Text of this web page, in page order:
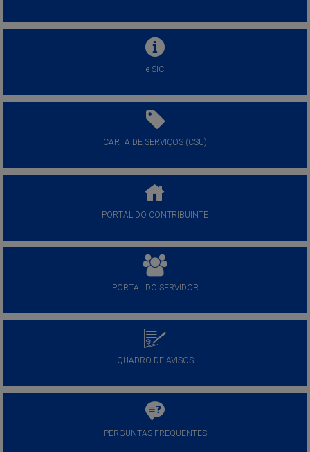
e-SIC
CARTA DE SERVIÇOS (CSU)
PORTAL DO CONTRIBUINTE
PORTAL DO SERVIDOR
QUADRO DE AVISOS
PERGUNTAS FREQUENTES